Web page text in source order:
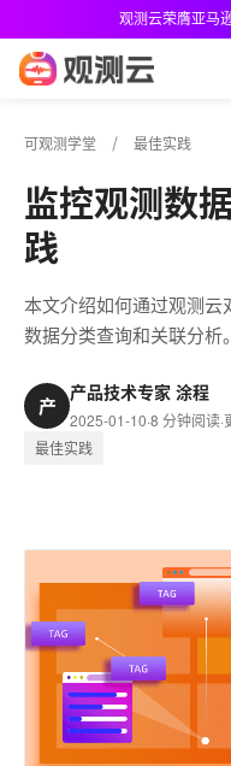
观测云荣膺亚马
可观测学堂 最佳实践
监控观测数
践
本文介绍如何通过观测
数据分类查询和关联分析。
产
产品技术专家 涂程
2025-01-10·8 分钟阅读·
最佳实践